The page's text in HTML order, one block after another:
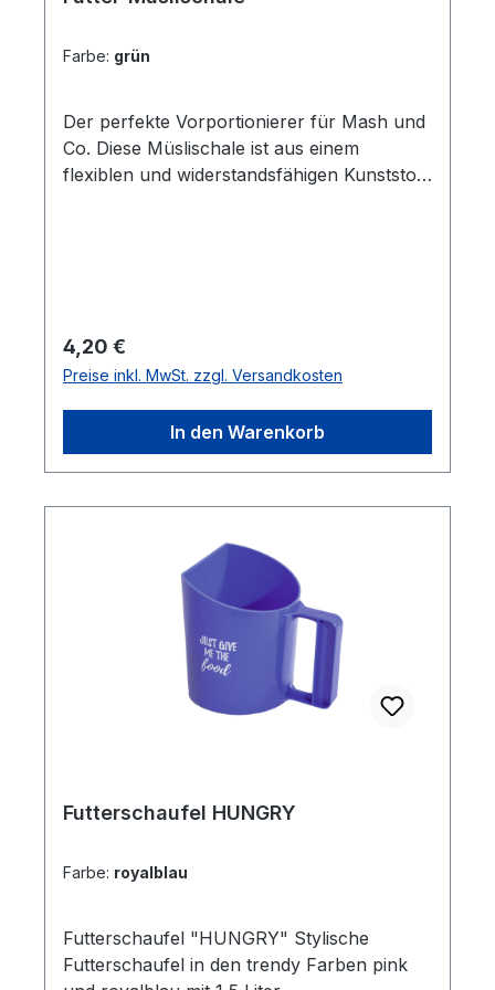
Farbe: grün
Der perfekte Vorportionierer für Mash und
Co. Diese Müslischale ist aus einem
flexiblen und widerstandsfähigen Kunststoff
Mash in Ruhe ziehen lassen.Volumen: 6
Liter
Regulärer Preis:
4,20 €
Preise inkl. MwSt. zzgl. Versandkosten
In den Warenkorb
Futterschaufel HUNGRY
Farbe: royalblau
Futterschaufel "HUNGRY" Stylische
Futterschaufel in den trendy Farben pink